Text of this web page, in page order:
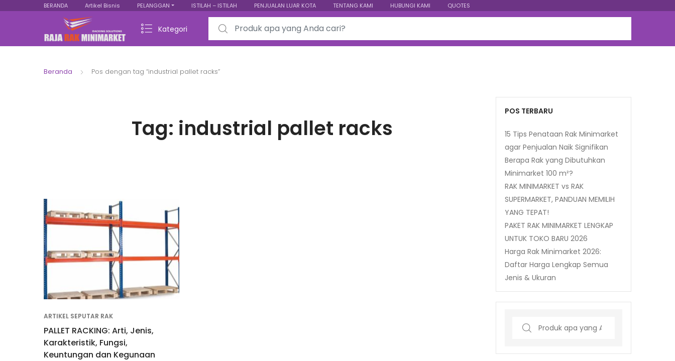
BERANDA Artikel Bisnis PELANGGAN ISTILAH – ISTILAH PENJUALAN LUAR KOTA TENTANG KAMI HUBUNGI KAMI QUOTES
Kategori
Search for:
Beranda Pos dengan tag “industrial pallet racks”
Tag: industrial pallet racks
ARTIKEL SEPUTAR RAK
PALLET RACKING: Arti, Jenis,
Karakteristik, Fungsi,
Keuntungan dan Kegunaan
POS TERBARU
15 Tips Penataan Rak Minimarket
agar Penjualan Naik Signifikan
Berapa Rak yang Dibutuhkan
Minimarket 100 m²?
RAK MINIMARKET vs RAK
SUPERMARKET, PANDUAN MEMILIH
YANG TEPAT!
PAKET RAK MINIMARKET LENGKAP
UNTUK TOKO BARU 2026
Harga Rak Minimarket 2026:
Daftar Harga Lengkap Semua
Jenis & Ukuran
Search